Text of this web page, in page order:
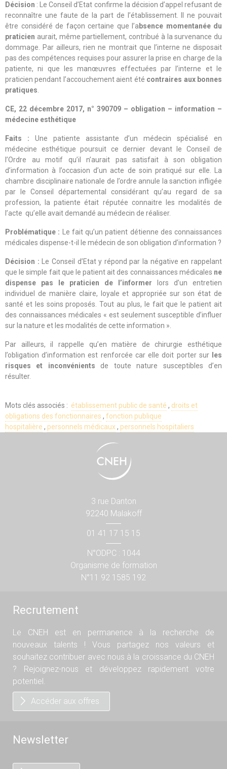
Décision : Le Conseil d’Etat confirme la décision d’appel refusant de
reconnaître une faute de la part de l’établissement. Il ne pouvait
être considéré de façon certaine que l’a bsence momentanée du
praticien aurait, même partiellement, contribué à la survenance du
dommage. Par ailleurs, rien ne montrait que l’interne ne disposait
pas des compétences requises pour assurer la prise en charge de la
patiente, ni que les manœuvres effectuées par l’interne et le
praticien pendant l’accouchement aient été contraires aux bonnes
pratiques
CE, 22 décembre 2017, n° 390709 – obligation – information –
médecine esthétique
Faits : Une patiente assistante d’un médecin spécialisé en
médecine esthétique poursuit ce dernier devant le Conseil de
l’Ordre au motif qu’il n’aurait pas satisfait à son obligation
d’information à l’occasion d’un acte de soin pratiqué sur elle. La
chambre disciplinaire nationale de l’ordre annule la sanction infligée
par le Conseil départemental considérant qu’au regard de sa
profession, la patiente était réputée connaitre les modalités de
l’acte qu’elle avait demandé au médecin de réaliser.
Problématique :
Le fait qu’un patient détienne des connaissances
médicales dispense-t-il le médecin de son obligation d’information ?
Décision : Le Conseil d’Etat y répond par la négative en rappelant
que le simple fait que le patient ait des connaissances médicales ne
dispense pas le praticien de l’informer lors d’un entretien
individuel de manière claire, loyale et appropriée sur son état de
santé et les soins proposés. Tout au plus, le fait que le patient ait
des connaissances médicales « est seulement susceptible d’influer
sur la nature et les modalités de cette information ».
Par ailleurs, il rappelle qu’en matière de chirurgie esthétique
l’obligation d’information est renforcée car elle doit porter sur
les
risques et inconvénients de toute nature susceptibles d’en
résulter.
Mots clés associés : établissement public de santé , droits et
obligations des fonctionnaires , fonction publique
hospitalière , personnels médicaux, personnels hospitaliers
3 rue Danton
92240 Malakoff
01 41 17 15 15
N°ODPC : 1044
Organisme de formation
N°11 92 1585 192
Recrutement
Le CNEH est en permanence à la recherche de
nouveaux talents ! Vous partagez nos valeurs et
souhaitez contribuer avec nous à la croissance du CNEH
? Rejoignez-nous et développez rapidement votre
potentiel.
Accéder aux offres
Newsletter